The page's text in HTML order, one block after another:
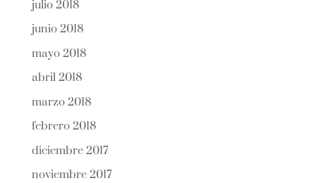
julio 2018
junio 2018
mayo 2018
abril 2018
marzo 2018
febrero 2018
diciembre 2017
noviembre 2017